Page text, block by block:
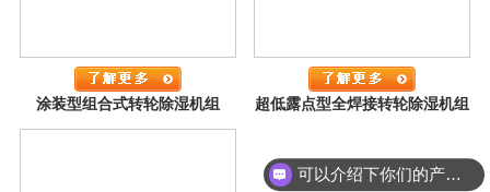
涂装型组合式转轮除湿机组 超低露点型全焊接转轮除湿机组
可以介绍下你们的产品么